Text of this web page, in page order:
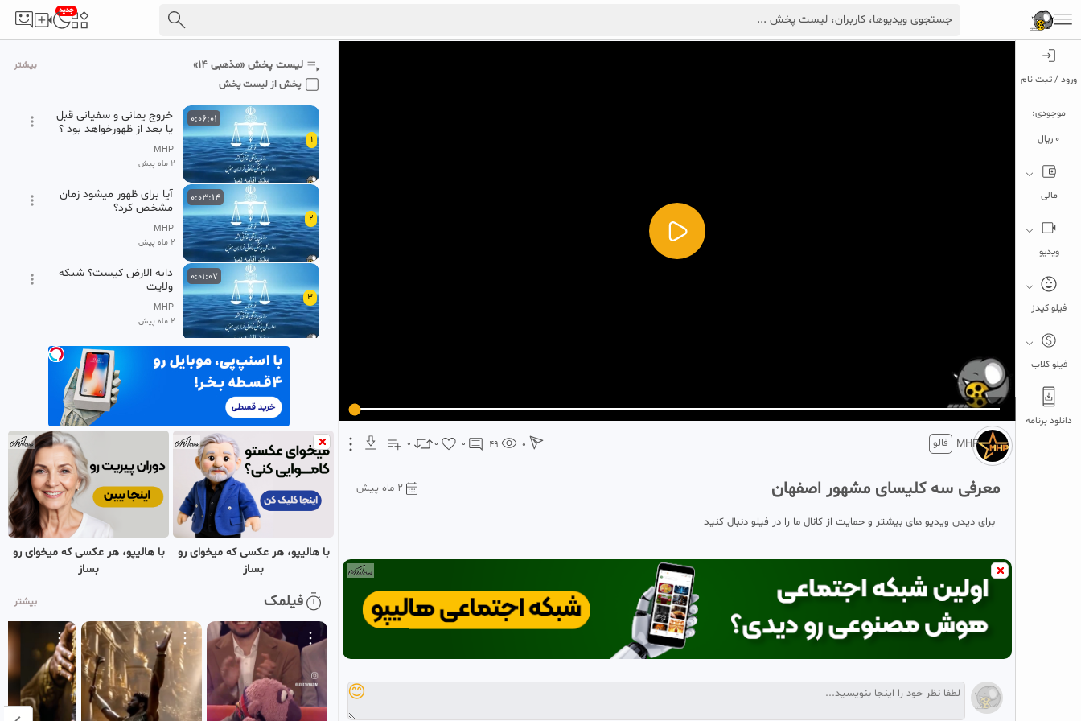
جدید
ورود / ثبت نام
موجودی:
0 ریال
مالی
ویدیو
فیلو کیدز
فیلو کلاب
دانلود برنامه
5
تبلیغ 1 از 2
MHP فالو 0 0 0 49 0
معرفی سه کلیسای مشهور اصفهان 2 ماه پیش
برای دیدن ویدیو های بیشتر و حمایت از کانال ما را در فیلو دنبال کنید
😊
لیست پخش «مذهبی ۱۴» بیشتر
پخش از لیست پخش
1
0:06:01
خروج یمانی و سفیانی قبل
یا بعد از ظهورخواهد بود ؟
شبکه ولایت
MHP
2 ماه پیش
2
0:03:14
آیا برای ظهور میشود زمان
مشخص کرد؟
MHP
2 ماه پیش
3
0:01:07
دابه الارض کیست؟ شبکه
ولایت
MHP
2 ماه پیش
0:02:21
آیا 313 یار امام زمان(ع)در
زمان ظهور زنده اند یا رجعت
5
0:04:21
آیا حضرت موقع ظهور خانه
کعبه را خراب می کنند؟
MHP
0:02:24
آیا شیعه گناهکار مورد
پذیرش امام زمان قرار
میگیرد ؟ !
MHP
با هالیپو، هر عکسی که میخوای رو
بساز
با هالیپو، هر عکسی که میخوای رو
بساز
فیلمک بیشتر